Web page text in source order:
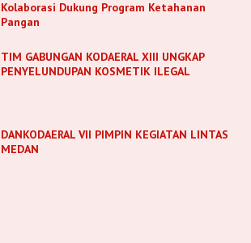
Kolaborasi Dukung Program Ketahanan
Pangan
TIM GABUNGAN KODAERAL XIII UNGKAP
PENYELUNDUPAN KOSMETIK ILEGAL
DANKODAERAL VII PIMPIN KEGIATAN LINTAS
MEDAN